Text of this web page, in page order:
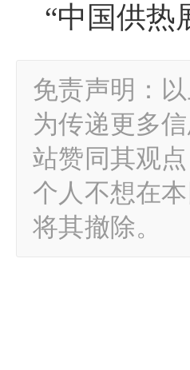
“中国供热
免责声明：
为传递更多
站赞同其观
个人不想在
将其撤除。